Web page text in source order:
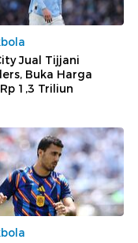
Jual Tijjani
Buka Harga
1,3 Triliun